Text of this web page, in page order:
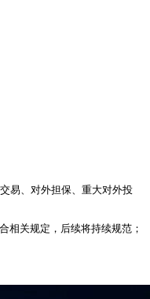
易、对外担保、重大对外投
相关规定，后续将持续规范；